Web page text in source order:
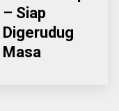
– Siap
Digerudug
Masa